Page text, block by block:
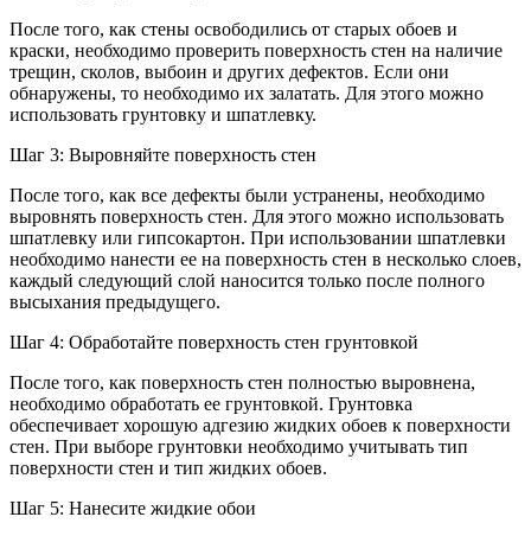
После того, как стены освободились от старых обоев и
краски, необходимо проверить поверхность стен на наличие
трещин, сколов, выбоин и других дефектов. Если они
обнаружены, то необходимо их залатать. Для этого можно
использовать грунтовку и шпатлевку.
Шаг 3: Выровняйте поверхность стен
После того, как все дефекты были устранены, необходимо
выровнять поверхность стен. Для этого можно использовать
шпатлевку или гипсокартон. При использовании шпатлевки
необходимо нанести ее на поверхность стен в несколько слоев,
каждый следующий слой наносится только после полного
высыхания предыдущего.
Шаг 4: Обработайте поверхность стен грунтовкой
После того, как поверхность стен полностью выровнена,
необходимо обработать ее грунтовкой. Грунтовка
обеспечивает хорошую адгезию жидких обоев к поверхности
стен. При выборе грунтовки необходимо учитывать тип
поверхности стен и тип жидких обоев.
Шаг 5: Нанесите жидкие обои